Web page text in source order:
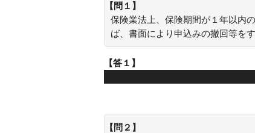
【問１】
保険業法上、保険期間が１年以内
ば、書面により申込みの撤回等を
【答１】
【問２】